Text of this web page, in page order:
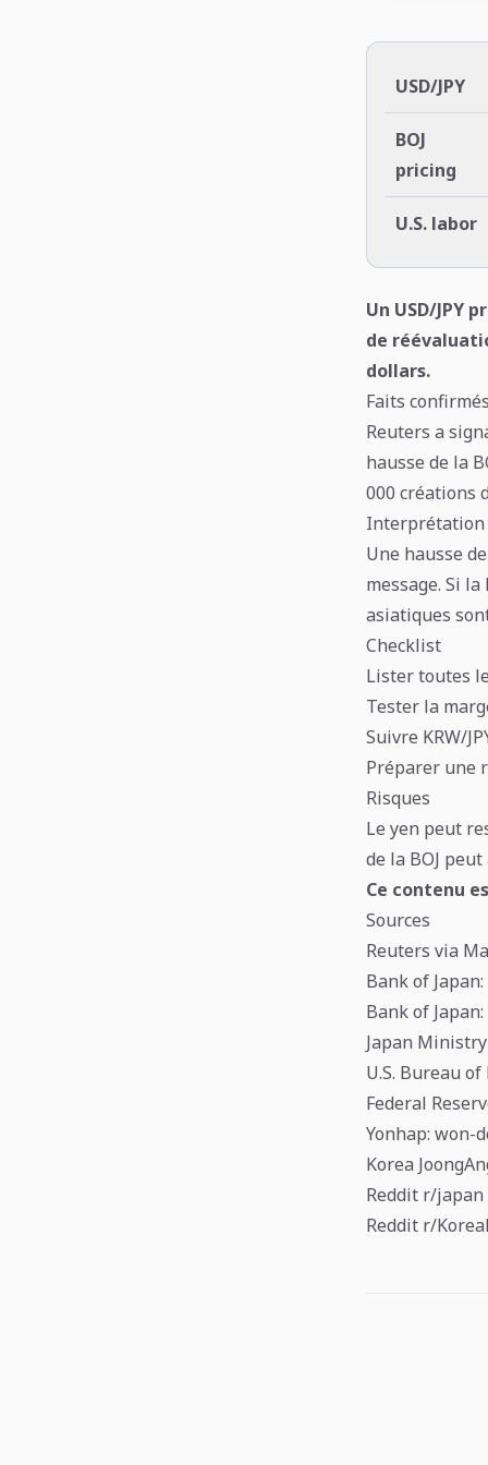
USD/JPY
BOJ
pricing
U.S. labor
Un USD/JPY
de
dollars.
Faits
Reuters a
hausse de la
000 créations
Interprétation
Une hausse
message. Si
asiatiques
Checklist
Lister toutes
Tester la
Suivre KRW/
Préparer une
Risques
Le yen peut
de la BOJ
Ce contenu
Sources
Reuters via
Bank of
Bank of
Japan
U.S. Bureau
Federal
Yonhap: won-
Korea
Reddit r/
Reddit r/